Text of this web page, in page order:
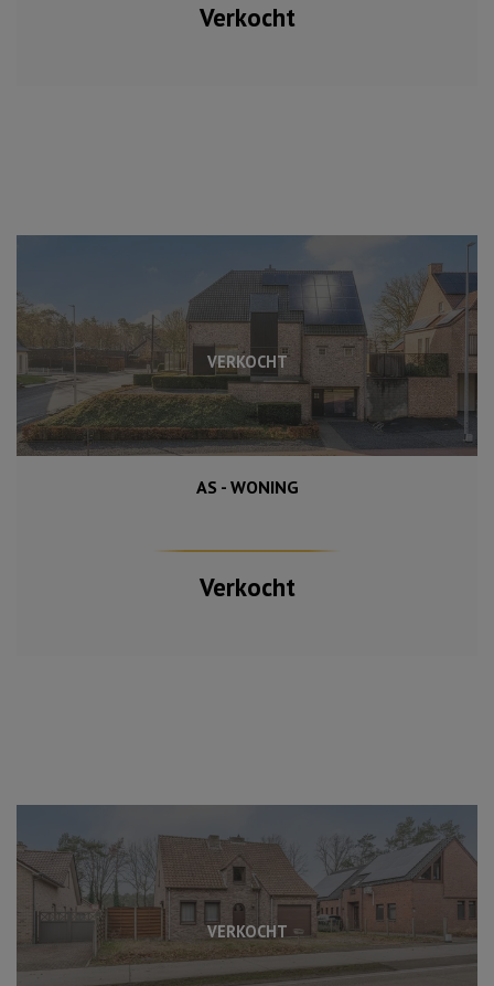
Verkocht
VERKOCHT
632 m² 344 m²
AS - WONING
Verkocht
VERKOCHT